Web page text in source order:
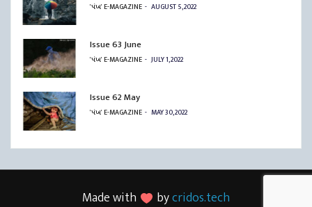
'પંખ' E-MAGAZINE AUGUST 5, 2022
Issue 63 June
'પંખ' E-MAGAZINE JULY 1, 2022
Issue 62 May
'પંખ' E-MAGAZINE MAY 30, 2022
Made with bycridos.tech